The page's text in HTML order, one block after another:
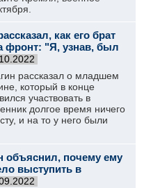
как его брат
фронт: "Я, узнав, был
рассказал о младшем
который в конце
участвовать в
долгое время ничего
и на то у него были
объяснил, почему ему
выступить в